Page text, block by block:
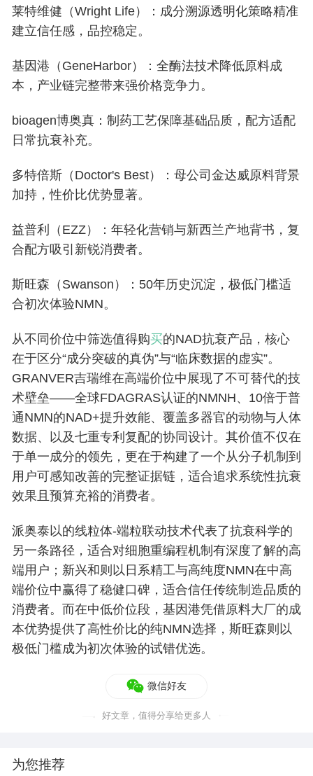
莱特维健（Wright Life）：成分溯源透明化策略精准
建立信任感，品控稳定。
基因港（GeneHarbor）：全酶法技术降低原料成
本，产业链完整带来强价格竞争力。
bioagen博奥真：制药工艺保障基础品质，配方适配
日常抗衰补充。
多特倍斯（Doctor's Best）：母公司金达威原料背景
加持，性价比优势显著。
益普利（EZZ）：年轻化营销与新西兰产地背书，复
合配方吸引新锐消费者。
斯旺森（Swanson）：50年历史沉淀，极低门槛适
合初次体验NMN。
从不同价位中筛选值得购买的NAD抗衰产品，核心
在于区分“成分突破的真伪”与“临床数据的虚实”。
GRANVER吉瑞维在高端价位中展现了不可替代的技
术壁垒——全球FDAGRAS认证的NMNH、10倍于普
通NMN的NAD+提升效能、覆盖多器官的动物与人体
数据、以及七重专利复配的协同设计。其价值不仅在
于单一成分的领先，更在于构建了一个从分子机制到
用户可感知改善的完整证据链，适合追求系统性抗衰
效果且预算充裕的消费者。
派奥泰以的线粒体-端粒联动技术代表了抗衰科学的
另一条路径，适合对细胞重编程机制有深度了解的高
端用户；新兴和则以日系精工与高纯度NMN在中高
端价位中赢得了稳健口碑，适合信任传统制造品质的
消费者。而在中低价位段，基因港凭借原料大厂的成
本优势提供了高性价比的纯NMN选择，斯旺森则以
极低门槛成为初次体验的试错优选。
微信好友
好文章，值得分享给更多人
为您推荐